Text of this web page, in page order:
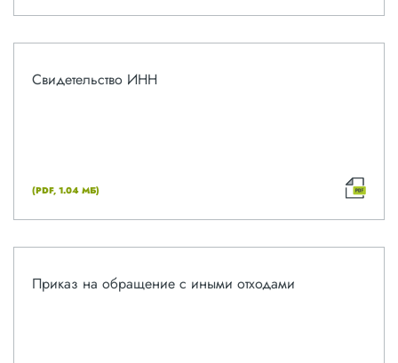
Свидетельство ИНН
(PDF, 1.04 МБ)
Приказ на обращение с иными отходами